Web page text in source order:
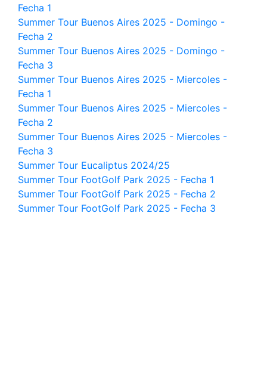
Fecha 1
Summer Tour Buenos Aires 2025 - Domingo -
Fecha 2
Summer Tour Buenos Aires 2025 - Domingo -
Fecha 3
Summer Tour Buenos Aires 2025 - Miercoles -
Fecha 1
Summer Tour Buenos Aires 2025 - Miercoles -
Fecha 2
Summer Tour Buenos Aires 2025 - Miercoles -
Fecha 3
Summer Tour Eucaliptus 2024/25
Summer Tour FootGolf Park 2025 - Fecha 1
Summer Tour FootGolf Park 2025 - Fecha 2
Summer Tour FootGolf Park 2025 - Fecha 3